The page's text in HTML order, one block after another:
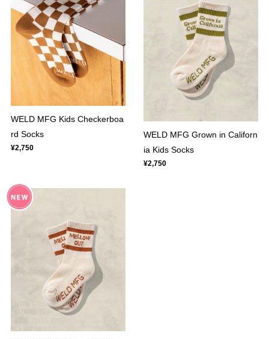
WELD MFG Kids Checkerboa
rd Socks
¥2,750
WELD MFG Grown in Californ
ia Kids Socks
¥2,750